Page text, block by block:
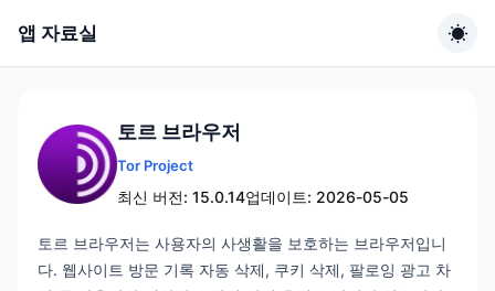
앱 자료실
토르 브라우저
Tor Project
최신 버전: 15.0.14업데이트: 2026-05-05
토르 브라우저는 사용자의 사생활을 보호하는 브라우저입니
다. 웹사이트 방문 기록 자동 삭제, 쿠키 삭제, 팔로잉 광고 차